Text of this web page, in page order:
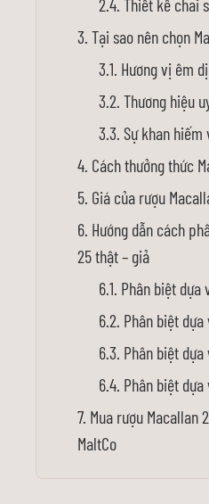
Thiết kế chai
Tại sao nên chọn
Hương vị êm
Thương hiệu
Sự khan hiếm
Cách thưởng thức
Giá của rượu
Hướng dẫn cách
25 thật – giả
Phân biệt dựa
Phân biệt
Phân biệt
Phân biệt
Mua rượu Macallan
MaltCo